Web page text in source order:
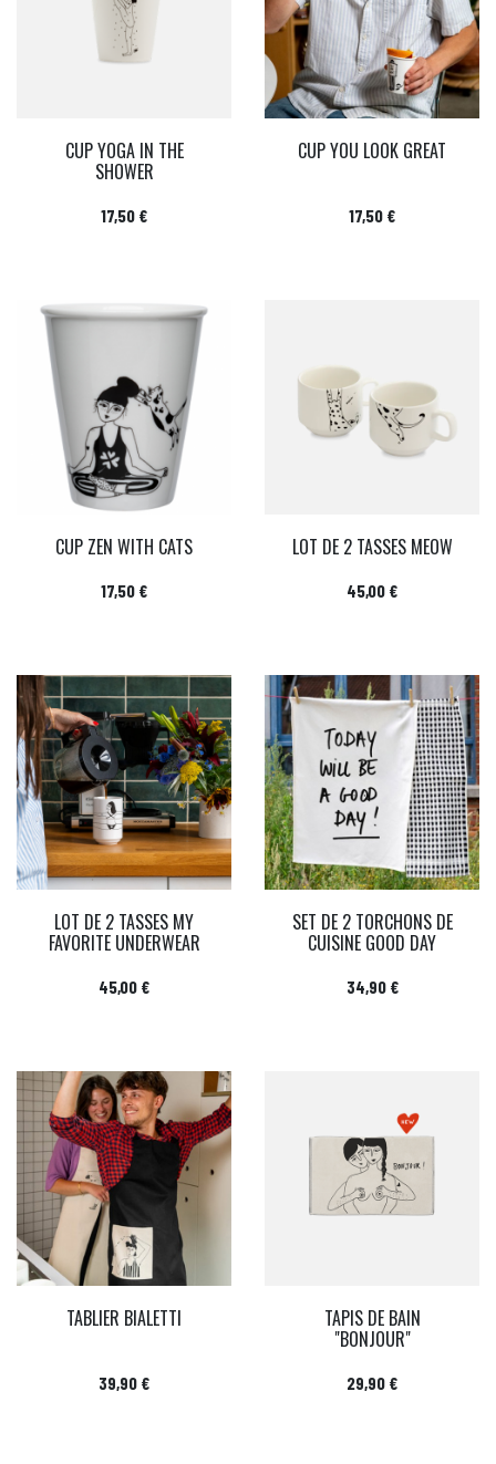
CUP YOGA IN THE
SHOWER
Prix
17,50 €
CUP YOU LOOK GREAT
Prix
17,50 €
CUP ZEN WITH CATS
Prix
17,50 €
LOT DE 2 TASSES MEOW
Prix
45,00 €
LOT DE 2 TASSES MY
FAVORITE UNDERWEAR
Prix
45,00 €
SET DE 2 TORCHONS DE
CUISINE GOOD DAY
Prix
34,90 €
TABLIER BIALETTI
Prix
39,90 €
TAPIS DE BAIN
"BONJOUR"
Prix
29,90 €